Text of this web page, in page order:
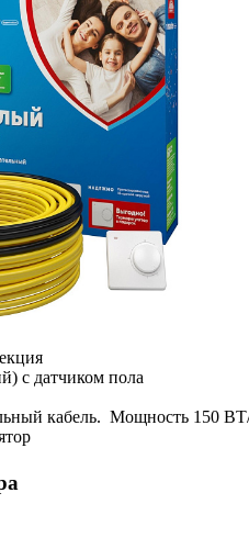
с датчиком пола
кабель. Мощность 150